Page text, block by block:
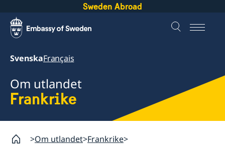
Sweden Abroad
SvenskaFrançais
Om utlandet
Frankrike
Om utlandet Frankrike